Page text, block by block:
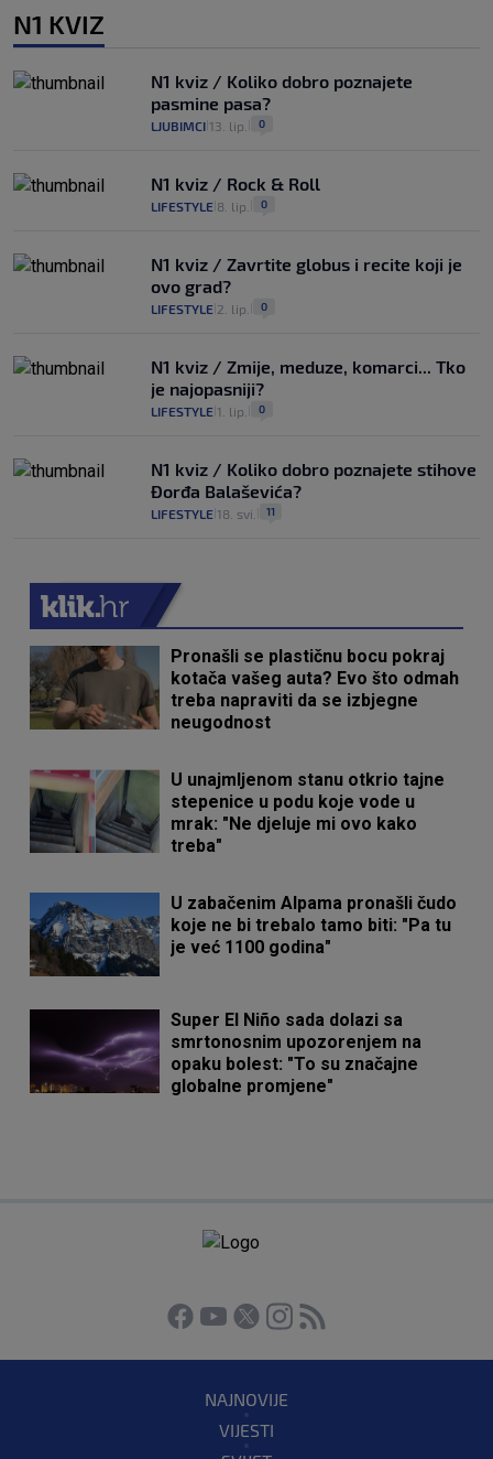
N1 KVIZ
N1 kviz / Koliko dobro poznajete
pasmine pasa?
LJUBIMCI 13. lip. 0
N1 kviz / Rock & Roll
LIFESTYLE 8. lip. 0
N1 kviz / Zavrtite globus i recite koji je
ovo grad?
LIFESTYLE 2. lip. 0
N1 kviz / Zmije, meduze, komarci... Tko
je najopasniji?
LIFESTYLE 1. lip. 0
N1 kviz / Koliko dobro poznajete stihove
Đorđa Balaševića?
LIFESTYLE 18. svi. 11
Pronašli se plastičnu bocu pokraj
kotača vašeg auta? Evo što odmah
treba napraviti da se izbjegne
neugodnost
U unajmljenom stanu otkrio tajne
stepenice u podu koje vode u
mrak: "Ne djeluje mi ovo kako
treba"
U zabačenim Alpama pronašli čudo
koje ne bi trebalo tamo biti: "Pa tu
je već 1100 godina"
Super El Niño sada dolazi sa
smrtonosnim upozorenjem na
opaku bolest: "To su značajne
globalne promjene"
NAJNOVIJE
VIJESTI